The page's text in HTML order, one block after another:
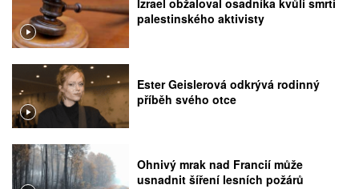
Izrael obžaloval osadníka kvůli smrti
palestinského aktivisty
Ester Geislerová odkrývá rodinný
příběh svého otce
Ohnivý mrak nad Francií může
usnadnit šíření lesních požárů